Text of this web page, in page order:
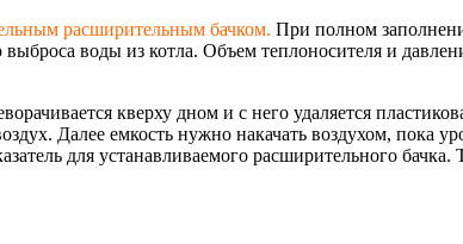
расширительным бачком. При полном
воды из котла. Объем теплоносителя и
кверху дном и с него удаляется
Далее емкость нужно накачать воздухом, пока
для устанавливаемого расширительного бачка.